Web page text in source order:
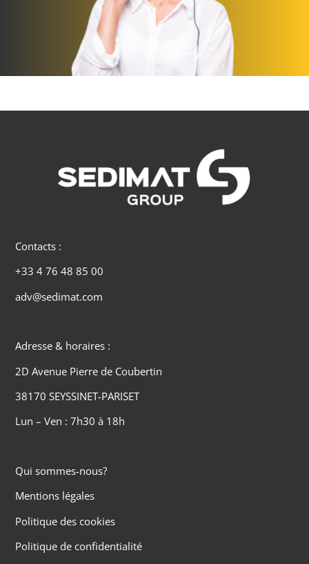
Contacts :
+33 4 76 48 85 00
adv@sedimat.com
Adresse & horaires :
2D Avenue Pierre de Coubertin
38170 SEYSSINET-PARISET
Lun – Ven : 7h30 à 18h
Qui sommes-nous?
Mentions légales
Politique des cookies
Politique de confidentialité